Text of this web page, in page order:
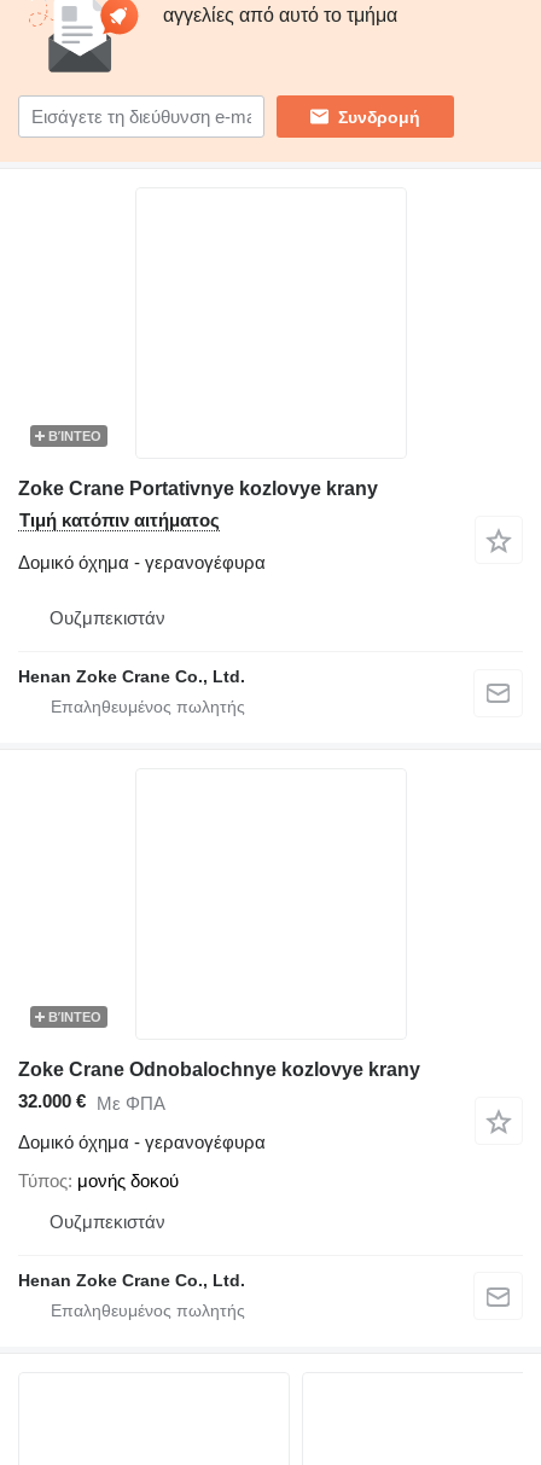
αγγελίες από αυτό το τμήμα
Συνδρομή
ΒΊΝΤΕΟ
Zoke Crane Portativnye kozlovye krany
Τιμή κατόπιν αιτήματος
Δομικό όχημα - γερανογέφυρα
Ουζμπεκιστάν
Henan Zoke Crane Co., Ltd.
ΒΊΝΤΕΟ
Zoke Crane Odnobalochnye kozlovye krany
32.000 € Με ΦΠΑ
Δομικό όχημα - γερανογέφυρα
Τύπος μονής δοκού
Ουζμπεκιστάν
Henan Zoke Crane Co., Ltd.